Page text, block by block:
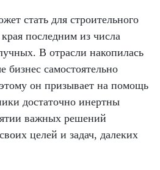
стать для строительного
последним из числа
В отрасли накопилась
бизнес самостоятельно
он призывает на помощь
достаточно инертны
важных решений
целей и задач, далеких